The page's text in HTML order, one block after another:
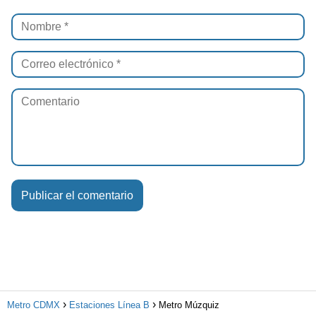
Metro CDMX Estaciones Línea B Metro Múzquiz